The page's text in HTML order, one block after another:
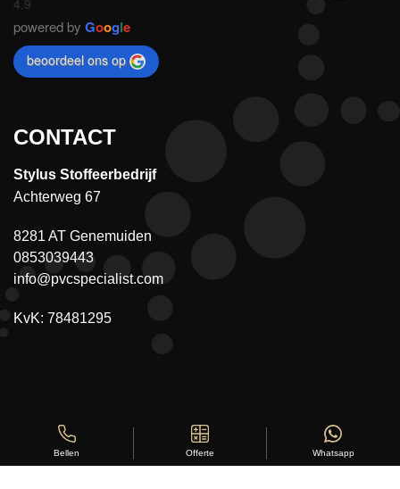
4.9
powered by Google
beoordeel ons op
CONTACT
Stylus Stoffeerbedrijf
Achterweg 67
8281 AT Genemuiden
0853039443
info@pvcspecialist.com
KvK: 78481295
Bellen Offerte Whatsapp